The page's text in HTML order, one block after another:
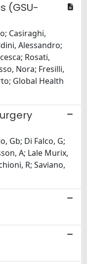
(GSU-
Casiraghi,
Alessandro;
Rosati,
Nora; Fresilli,
Global Health
Gb; Di Falco, G;
A; Lale Murix,
R; Saviano,